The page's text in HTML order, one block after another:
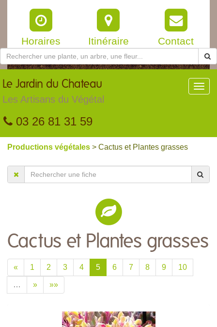
Horaires Itinéraire Contact
Le Jardin du Chateau
Les Artisans du Végétal
03 26 81 31 59
Productions végétales > Cactus et Plantes grasses
Cactus et Plantes grasses
« 1 2 3 4 5 6 7 8 9 10
… » »»